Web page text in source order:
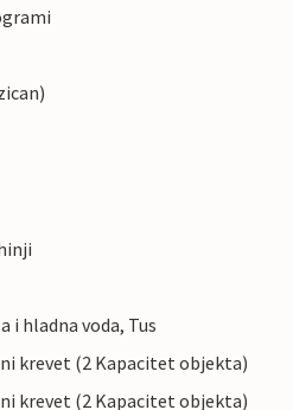
i hladna voda, Tus
krevet (2 Kapacitet objekta)
krevet (2 Kapacitet objekta)